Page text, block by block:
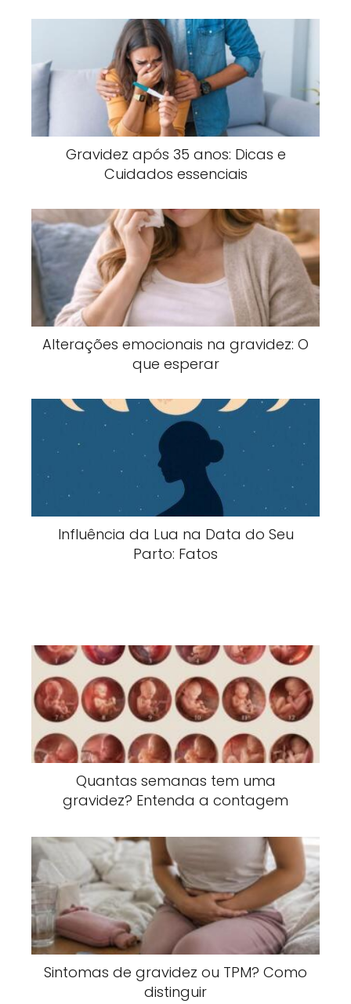
Gravidez após 35 anos: Dicas e
Cuidados essenciais
Alterações emocionais na gravidez: O
que esperar
Influência da Lua na Data do Seu
Parto: Fatos
Quantas semanas tem uma
gravidez? Entenda a contagem
Sintomas de gravidez ou TPM? Como
distinguir